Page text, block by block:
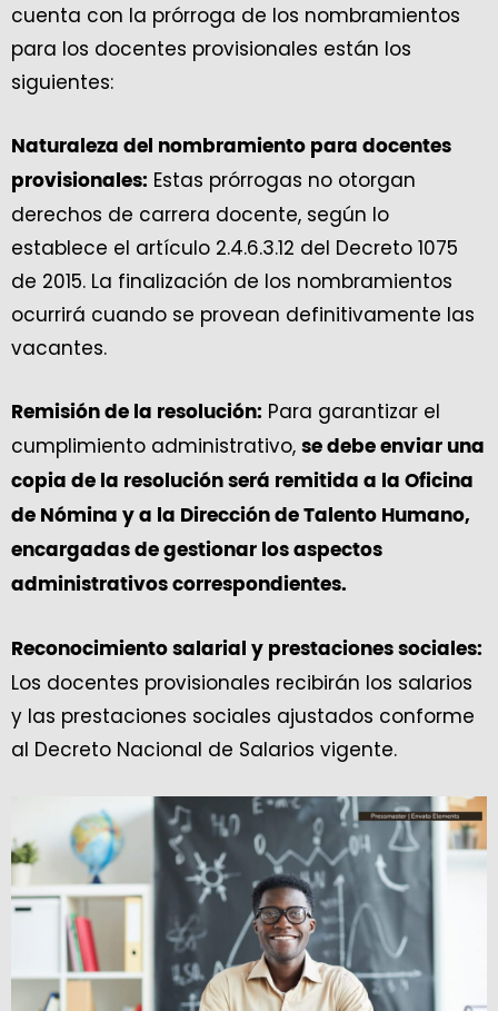
cuenta con la prórroga de los nombramientos
para los docentes provisionales están los
siguientes:
Naturaleza del nombramiento para docentes
provisionales: Estas prórrogas no otorgan
derechos de carrera docente, según lo
establece el artículo 2.4.6.3.12 del Decreto 1075
de 2015. La finalización de los nombramientos
ocurrirá cuando se provean definitivamente las
vacantes.
Remisión de la resolución: Para garantizar el
cumplimiento administrativo, se debe enviar una
copia de la resolución será remitida a la Oficina
de Nómina y a la Dirección de Talento Humano,
encargadas de gestionar los aspectos
administrativos correspondientes.
Reconocimiento salarial y prestaciones sociales:
Los docentes provisionales recibirán los salarios
y las prestaciones sociales ajustados conforme
al Decreto Nacional de Salarios vigente.